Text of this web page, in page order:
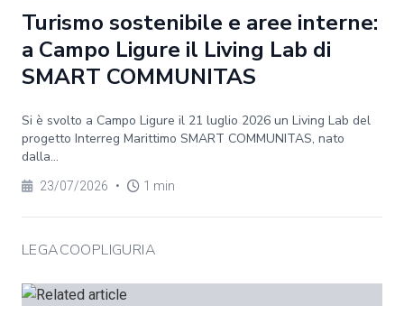
Turismo sostenibile e aree interne:
a Campo Ligure il Living Lab di
SMART COMMUNITAS
Si è svolto a Campo Ligure il 21 luglio 2026 un Living Lab del
progetto Interreg Marittimo SMART COMMUNITAS, nato
dalla...
23/07/2026 • 1 min
LEGACOOPLIGURIA